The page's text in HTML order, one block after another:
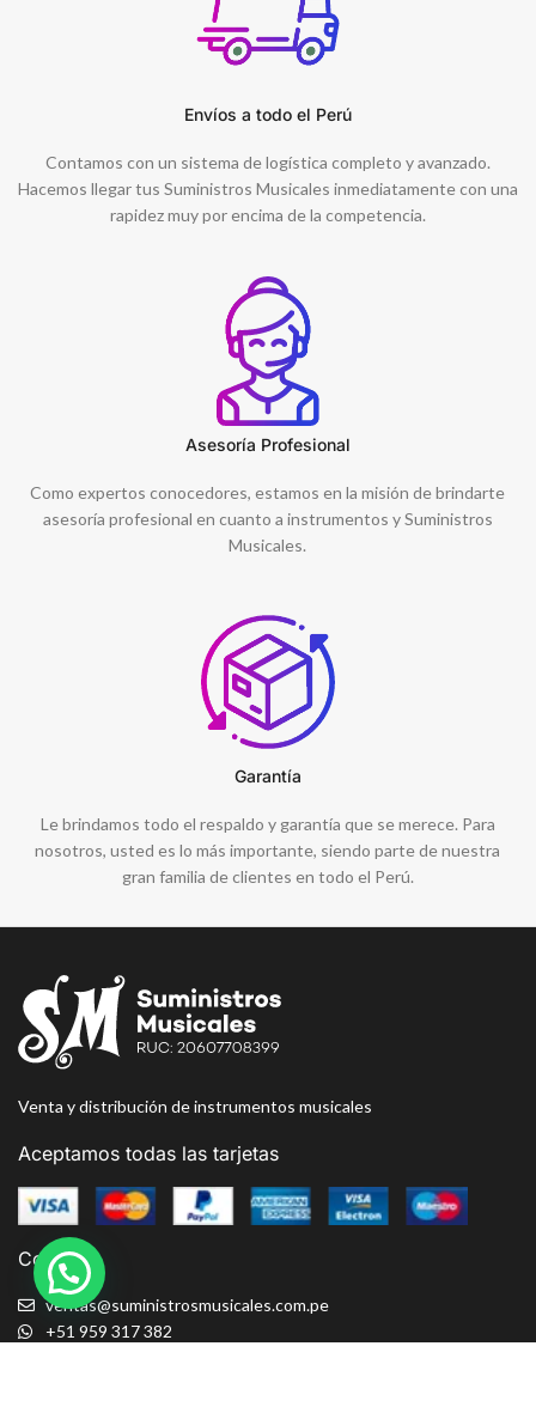
Envíos a todo el Perú
Contamos con un sistema de logística completo y avanzado.
Hacemos llegar tus Suministros Musicales inmediatamente con una
rapidez muy por encima de la competencia.
Asesoría Profesional
Como expertos conocedores, estamos en la misión de brindarte
asesoría profesional en cuanto a instrumentos y Suministros
Musicales.
Garantía
Le brindamos todo el respaldo y garantía que se merece. Para
nosotros, usted es lo más importante, siendo parte de nuestra
gran familia de clientes en todo el Perú.
Venta y distribución de instrumentos musicales
Aceptamos todas las tarjetas
Contacto
ventas@suministrosmusicales.com.pe
+51 959 317 382